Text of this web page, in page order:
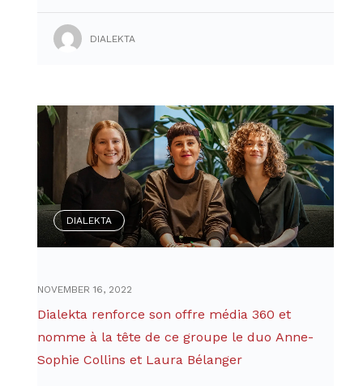
DIALEKTA
DIALEKTA
NOVEMBER 16, 2022
Dialekta renforce son offre média 360 et
nomme à la tête de ce groupe le duo Anne-
Sophie Collins et Laura Bélanger